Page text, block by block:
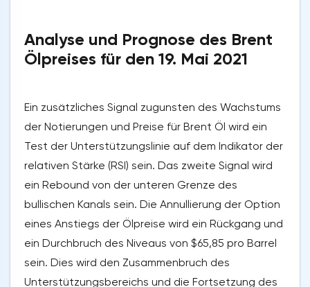
Analyse und Prognose des Brent
Ölpreises für den 19. Mai 2021
Ein zusätzliches Signal zugunsten des Wachstums
der Notierungen und Preise für Brent Öl wird ein
Test der Unterstützungslinie auf dem Indikator der
relativen Stärke (RSI) sein. Das zweite Signal wird
ein Rebound von der unteren Grenze des
bullischen Kanals sein. Die Annullierung der Option
eines Anstiegs der Ölpreise wird ein Rückgang und
ein Durchbruch des Niveaus von $65,85 pro Barrel
sein. Dies wird den Zusammenbruch des
Unterstützungsbereichs und die Fortsetzung des